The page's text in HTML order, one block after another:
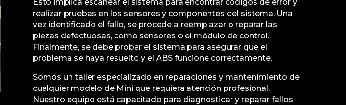
Esto implica escanear el sistema para encontrar códigos de error y
realizar pruebas en los sensores y componentes del sistema. Una
vez identificado el fallo, se procede a reemplazar o reparar las
piezas defectuosas, como sensores o el módulo de control.
Finalmente, se debe probar el sistema para asegurar que el
problema se haya resuelto y el ABS funcione correctamente.
Somos un taller especializado en reparaciones y mantenimiento de
cualquier modelo de Mini que requiera atención profesional.
Nuestro equipo está capacitado para diagnosticar y reparar fallos